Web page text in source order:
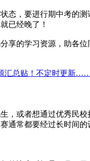
态，要进行期中考的
已经晚了！
享的学习资源，助各
汇总贴！不定时更新
，或者想通过优秀民
通常都要经过长时间